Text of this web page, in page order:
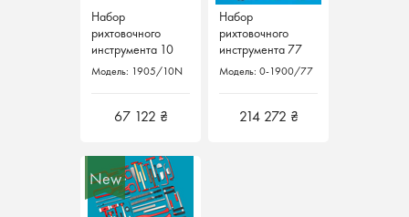
Набор
рихтовочного
инструмента 10
пр. VAS 5518
1905/10N Hazet
Модель: 1905/10N
67 122 ₴
Набор
рихтовочного
инструмента 77
шт. 0-1900/77
Hazet Германия
Модель: 0-1900/77
214 272 ₴
New